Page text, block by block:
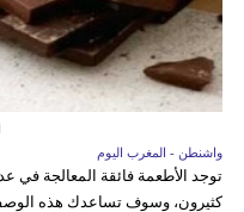
واشنطن - المغرب اليوم
توجد الأطعمة فائقة المعالجة في
كثيرون، وسوف تساعدك هذه